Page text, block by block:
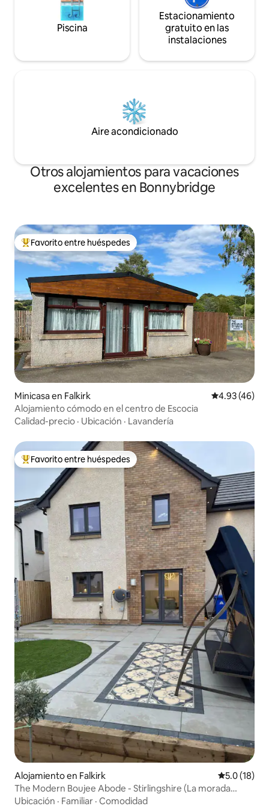
Piscina
Estacionamiento
gratuito en las
instalaciones
Aire acondicionado
Otros alojamientos para vacaciones
excelentes en Bonnybridge
Favorito entre huéspedes preferido
Favorito entre huéspedes
Minicasa en Falkirk Calificación
4.93 (46)
Alojamiento cómodo en el centro de Escocia
Calidad-precio · Ubicación · Lavandería
Favorito entre huéspedes preferido
Favorito entre huéspedes
Alojamiento en Falkirk Calificación
5.0 (18)
The Modern Boujee Abode - Stirlingshire (La morada
moderna de Boujee)
Ubicación · Familiar · Comodidad